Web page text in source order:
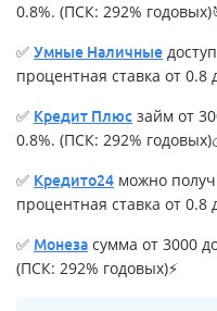
0.8%. (ПСК: 292%
✅ Умные Наличные
процентная ставка от 0.8
✅ Кредит Плюс займ от
0.8%. (ПСК: 292%
✅ Кредито24 можно
процентная ставка от 0.8
✅ Монеза сумма от 3000
(ПСК: 292% годовых)⚡